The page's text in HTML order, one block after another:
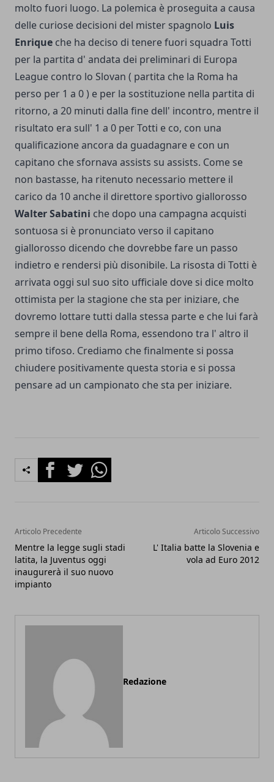
molto fuori luogo. La polemica è proseguita a causa
delle curiose decisioni del mister spagnolo Luis
Enrique che ha deciso di tenere fuori squadra Totti
per la partita d' andata dei preliminari di Europa
League contro lo Slovan ( partita che la Roma ha
perso per 1 a 0 ) e per la sostituzione nella partita di
ritorno, a 20 minuti dalla fine dell' incontro, mentre il
risultato era sull' 1 a 0 per Totti e co, con una
qualificazione ancora da guadagnare e con un
capitano che sfornava assists su assists. Come se
non bastasse, ha ritenuto necessario mettere il
carico da 10 anche il direttore sportivo giallorosso
Walter Sabatini che dopo una campagna acquisti
sontuosa si è pronunciato verso il capitano
giallorosso dicendo che dovrebbe fare un passo
indietro e rendersi più disonibile. La risosta di Totti è
arrivata oggi sul suo sito ufficiale dove si dice molto
ottimista per la stagione che sta per iniziare, che
dovremo lottare tutti dalla stessa parte e che lui farà
sempre il bene della Roma, essendono tra l' altro il
primo tifoso. Crediamo che finalmente si possa
chiudere positivamente questa storia e si possa
pensare ad un campionato che sta per iniziare.
FacebookTwitterWhatsapp
Articolo Precedente
Mentre la legge sugli stadi
latita, la Juventus oggi
inaugurerà il suo nuovo
impianto
Articolo Successivo
L' Italia batte la Slovenia e
vola ad Euro 2012
Redazione